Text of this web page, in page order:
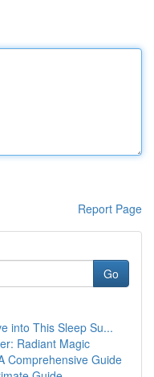
Report Page
Go
into This Sleep Su...
Radiant Magic
Comprehensive Guide